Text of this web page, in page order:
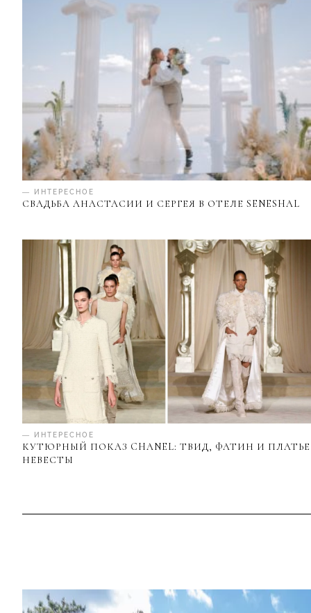
— ИНТЕРЕСНОЕ
СВАДЬБА АНАСТАСИИ И СЕРГЕЯ В ОТЕЛЕ SENESHAL
— ИНТЕРЕСНОЕ
КУТЮРНЫЙ ПОКАЗ CHANEL: ТВИД, ФАТИН И ПЛАТЬЕ
НЕВЕСТЫ